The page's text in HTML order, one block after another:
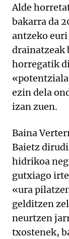
Alde
bakarra da
antzeko
drainatzeak
horregatik
ezin dela
izan zuen.
Baina
Baietz
hidrikoa
gutxiago
«ura
gelditzen
neurtzen
txostenek,